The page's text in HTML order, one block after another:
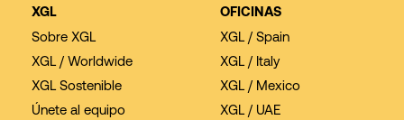
XGL
Sobre XGL
XGL / Worldwide
XGL Sostenible
Únete al equipo
OFICINAS
XGL / Spain
XGL / Italy
XGL / Mexico
XGL / UAE